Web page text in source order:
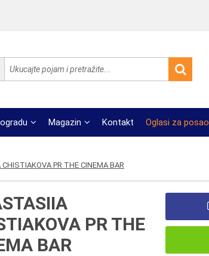
Magazin Kontakt Oglasi za posao
PR THE CINEMA BAR
PR THE
BAR